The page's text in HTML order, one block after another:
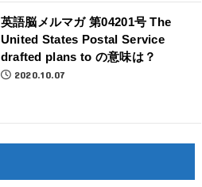
英語脳メルマガ 第04201号 The
United States Postal Service
drafted plans to の意味は？
2020.10.07